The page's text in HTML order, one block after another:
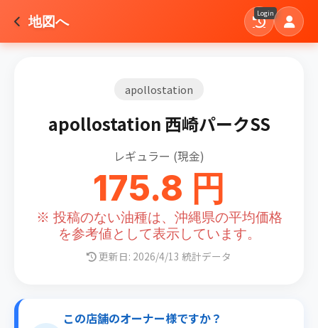
地図へ Login
apollostation
apollostation 西崎パークSS
レギュラー (現金)
175.8 円
※ 投稿のない油種は、沖縄県の平均価格
を参考値として表示しています。
更新日: 2026/4/13 統計データ
この店舗のオーナー様ですか？